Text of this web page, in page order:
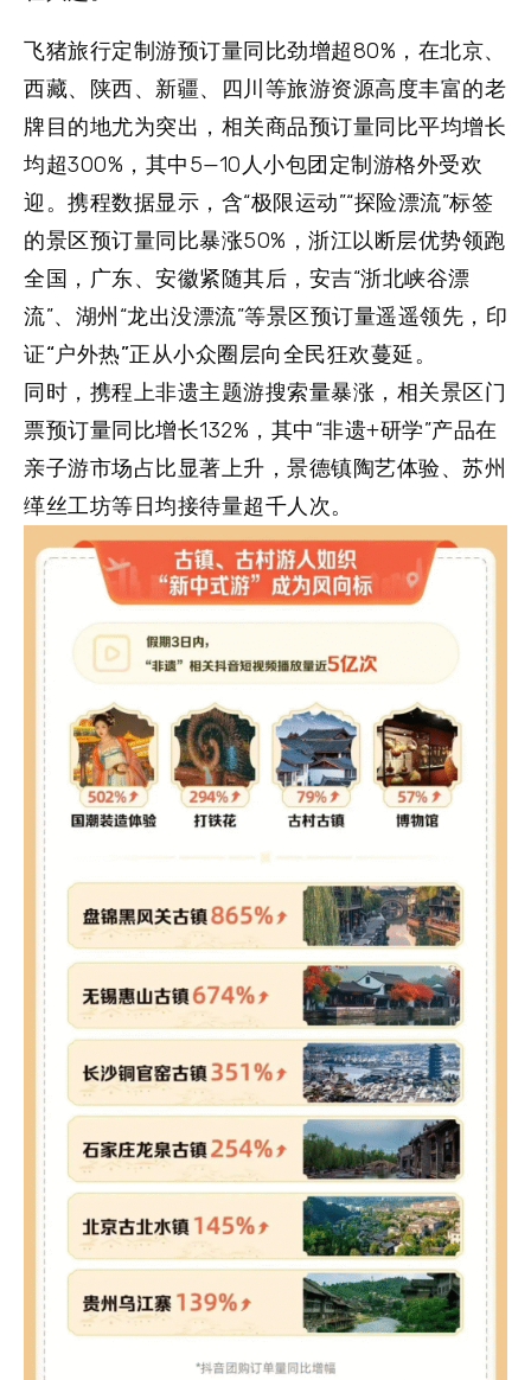
飞猪旅行定制游预订量同比劲增超80%，在北京、
西藏、陕西、新疆、四川等旅游资源高度丰富的老
牌目的地尤为突出，相关商品预订量同比平均增长
均超300%，其中5—10人小包团定制游格外受欢
迎。携程数据显示，含“极限运动”“探险漂流”标签
的景区预订量同比暴涨50%，浙江以断层优势领跑
全国，广东、安徽紧随其后，安吉“浙北峡谷漂
流”、湖州“龙出没漂流”等景区预订量遥遥领先，印
证“户外热”正从小众圈层向全民狂欢蔓延。
同时，携程上非遗主题游搜索量暴涨，相关景区门
票预订量同比增长132%，其中“非遗+研学”产品在
亲子游市场占比显著上升，景德镇陶艺体验、苏州
缂丝工坊等日均接待量超千人次。